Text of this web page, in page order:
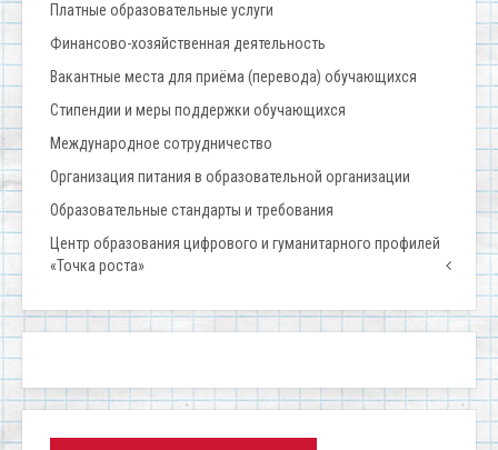
Платные образовательные услуги
Финансово-хозяйственная деятельность
Вакантные места для приёма (перевода) обучающихся
Стипендии и меры поддержки обучающихся
Международное сотрудничество
Организация питания в образовательной организации
Образовательные стандарты и требования
Центр образования цифрового и гуманитарного профилей
«Точка роста»